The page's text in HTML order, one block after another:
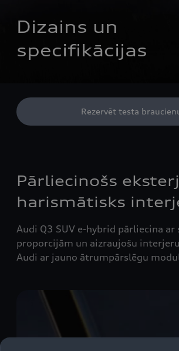
Dizains un
specifikācijas
Rezervēt testa
Pārliecinošs
harismātisks
Audi Q3 SUV e-hybrid pārliecina ar
proporcijām un aizraujošu
Audi ar jauno ātrumpārslēgu